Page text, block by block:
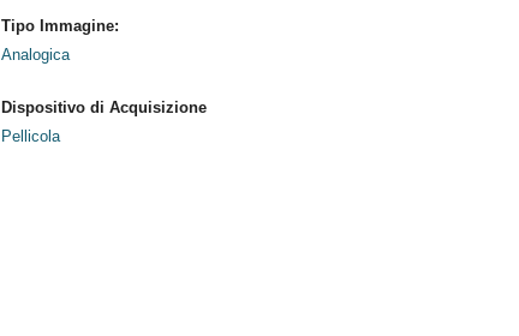
Tipo Immagine:
Analogica
Dispositivo di Acquisizione
Pellicola